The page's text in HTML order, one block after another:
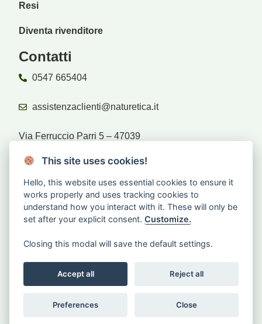
Resi
Diventa rivenditore
Contatti
0547 665404
assistenzaclienti@naturetica.it
Via Ferruccio Parri 5 – 47039
Rivenditori
Sei rivenditore?Accedi
This site uses cookies!
Hello, this website uses essential cookies to ensure it
works properly and uses tracking cookies to
understand how you interact with it. These will only be
set after your explicit consent. Customize.
Closing this modal will save the default settings.
Accept all Reject all
Preferences Close